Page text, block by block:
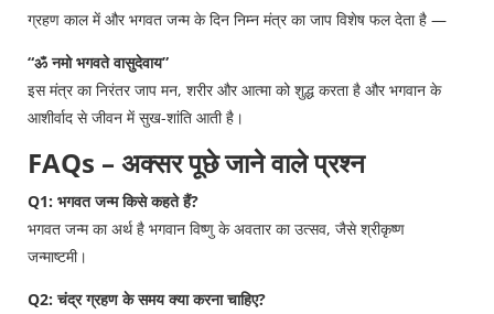
ग्रहण काल में और भगवत जन्म के दिन निम्न मंत्र का जाप विशेष फल देता है —
“ॐ नमो भगवते वासुदेवाय”
इस मंत्र का निरंतर जाप मन, शरीर और आत्मा को शुद्ध करता है और भगवान के
आशीर्वाद से जीवन में सुख-शांति आती है।
FAQs – अक्सर पूछे जाने वाले प्रश्न
Q1: भगवत जन्म किसे कहते हैं?
भगवत जन्म का अर्थ है भगवान विष्णु के अवतार का उत्सव, जैसे श्रीकृष्ण
जन्माष्टमी।
Q2: चंद्र ग्रहण के समय क्या करना चाहिए?